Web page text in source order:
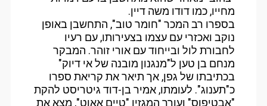
מחייו, כמו דודו משה דיין.
בספרו רב המכר "חומר טוב", התחשבן באופן
נוקב ואכזרי עם עצמו בצעירותו, עם רעיו
לחבורת לול ובייחוד עם אורי זוהר. המבקר
מנחם בן טען ל"מנגנון מובנה של אי דיוק"
בכתיבתו של גפן, אך תיאר את קריאת ספרו
כ"תענוג". לעומתו, אמיר בן-דוד גיטריסט להקת
"אבטיפוס" ועורך המגזין "טיים אאוט", מצא את